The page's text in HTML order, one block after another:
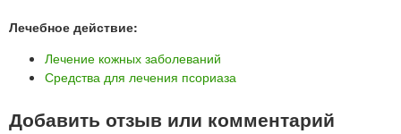
Лечебное действие:
Лечение кожных заболеваний
Средства для лечения псориаза
Добавить отзыв или комментарий